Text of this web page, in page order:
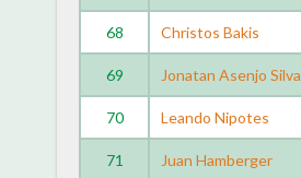
68 Christos Bakis
69 Jonatan Asenjo Silva
70 Leando Nipotes
71 Juan Hamberger